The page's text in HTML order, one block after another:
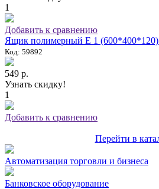
1
Добавить к сравнению
Ящик полимерный E 1 (600*400*120)
Код: 59892
549 р.
Узнать скидку!
1
Добавить к сравнению
Перейти в
Автоматизация торговли и бизнеса
Банковское оборудование